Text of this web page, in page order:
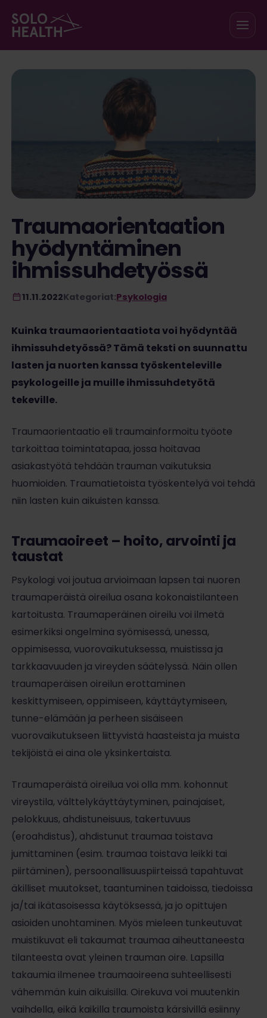
Traumaorientaation
hyödyntäminen
ihmissuhdetyössä
11.11.2022Kategoriat:Psykologia
Kuinka traumaorientaatiota voi hyödyntää
ihmissuhdetyössä? Tämä teksti on suunnattu
lasten ja nuorten kanssa työskenteleville
psykologeille ja muille ihmissuhdetyötä
tekeville.
Traumaorientaatio eli traumainformoitu työote
tarkoittaa toimintatapaa, jossa hoitavaa
asiakastyötä tehdään trauman vaikutuksia
huomioiden. Traumatietoista työskentelyä voi tehdä
niin lasten kuin aikuisten kanssa.
Traumaoireet – hoito, arvointi ja
taustat
Psykologi voi joutua arvioimaan lapsen tai nuoren
traumaperäistä oireilua osana kokonaistilanteen
kartoitusta. Traumaperäinen oireilu voi ilmetä
esimerkiksi ongelmina syömisessä, unessa,
oppimisessa, vuorovaikutuksessa, muistissa ja
tarkkaavuuden ja vireyden säätelyssä. Näin ollen
traumaperäisen oireilun erottaminen
keskittymiseen, oppimiseen, käyttäytymiseen,
tunne-elämään ja perheen sisäiseen
vuorovaikutukseen liittyvistä haasteista ja muista
tekijöistä ei aina ole yksinkertaista.
Traumaperäistä oireilua voi olla mm. kohonnut
vireystila, välttelykäyttäytyminen, painajaiset,
pelokkuus, ahdistuneisuus, takertuvuus
(eroahdistus), ahdistunut traumaa toistava
jumittaminen (esim. traumaa toistava leikki tai
piirtäminen), persoonallisuuspiirteissä tapahtuvat
äkilliset muutokset, taantuminen taidoissa, tiedoissa
ja/tai ikätasoisessa käytöksessä, ja jo opittujen
asioiden unohtaminen. Myös mieleen tunkeutuvat
muistikuvat eli takaumat traumaa aiheuttaneesta
tilanteesta ovat yleinen trauman oire. Lapsilla
takaumia ilmenee traumaoireena suhteellisesti
vähemmän kuin aikuisilla. Oirekuva voi muutenkin
vaihdella, eikä kaikilla traumoista kärsivillä esiinny